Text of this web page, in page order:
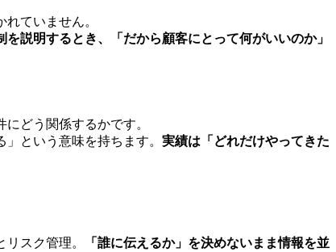
ていません。
を説明するとき、「だから顧客にとって何がいいのか」
どう関係するかです。
という意味を持ちます。 実績は「どれだけやってきた
スク管理。
「誰に伝えるか」を決めないまま情報を並